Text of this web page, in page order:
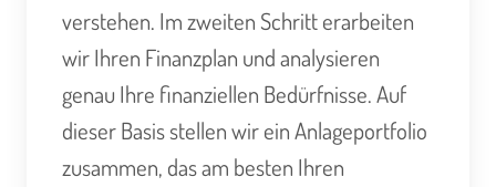
verstehen. Im zweiten Schritt erarbeiten
wir Ihren Finanzplan und analysieren
genau Ihre finanziellen Bedürfnisse. Auf
dieser Basis stellen wir ein Anlageportfolio
zusammen, das am besten Ihren